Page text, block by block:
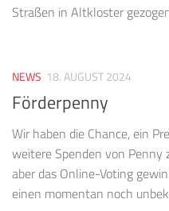
Straßen in Altkloster
NEWS 18. AUGUST 2024
Förderpenny
Wir haben die Chance, ein
weitere Spenden von Penny
aber das Online-Voting
einen momentan noch